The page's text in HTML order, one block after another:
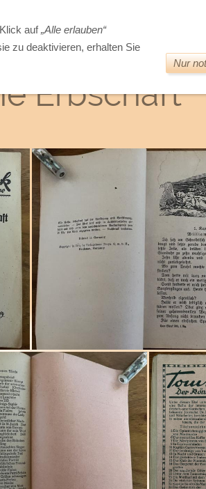
Erbschaft
auf„Alle erlauben“
zu deaktivieren, erhalten Sie
Nur